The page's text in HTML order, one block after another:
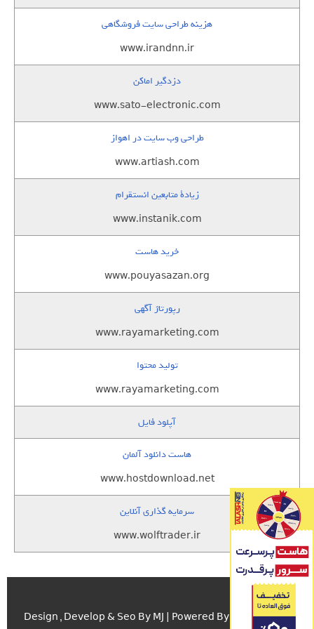
هزینه طراحی سایت فروشگاهی
www.irandnn.ir
دزدگیر اماکن
www.sato-electronic.com
طراحی وب سایت در اهواز
www.artiash.com
زيادة متابعين انستقرام
www.instanik.com
خرید هاست
www.pouyasazan.org
رپورتاژ آگهی
www.rayamarketing.com
تولید محتوا
www.rayamarketing.com
آپلود فایل
هاست دانلود آلمان
www.hostdownload.net
سرمایه گذاری آنلاین
www.wolftrader.ir
Design , Develop & Seo By MJ | Powered By اسکریپت.com